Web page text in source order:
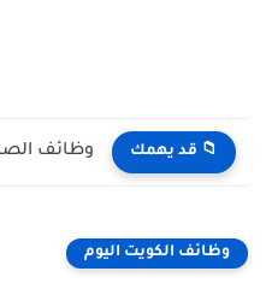
📁 قد يهمك
وظائف الكويت اليوم